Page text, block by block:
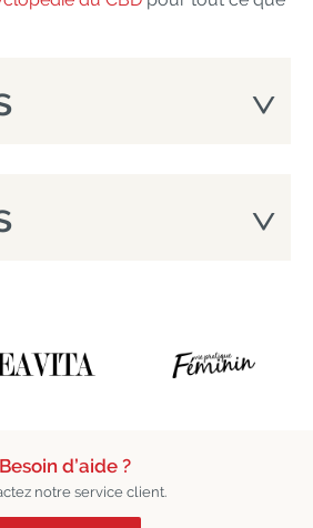
Besoin d’aide ?
notre service client.